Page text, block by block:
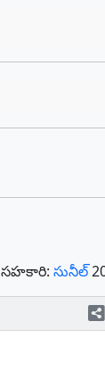
సహకారి: సునీల్